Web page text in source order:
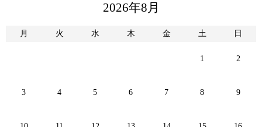
2026年8月
月 火 水 木 金 土 日
1 2
3 4 5 6 7 8 9